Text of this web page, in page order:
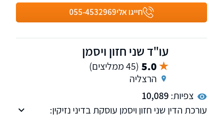
חייגו אלי055-4532969
עו"ד שני חזון ויסמן
5.0 (45 ממליצים)
הרצליה
צפיות:10,089
עורכת הדין שני חזון ויסמן עוסקת בדיני נזיקין: